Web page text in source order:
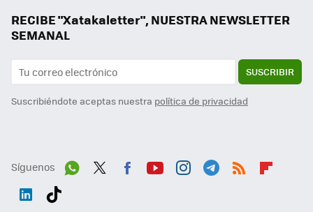
RECIBE "Xatakaletter", NUESTRA NEWSLETTER
SEMANAL
SUSCRIBIR
Suscribiéndote aceptas nuestra política de privacidad
Síguenos